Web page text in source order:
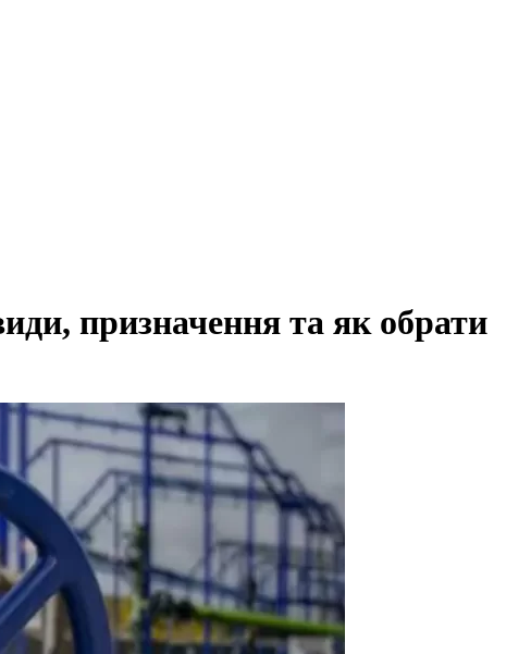
призначення та як обрати